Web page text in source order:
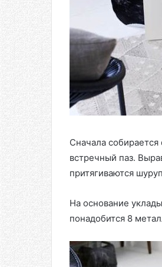
Сначала
встречный паз.
притягиваются
На основание
понадобится 8